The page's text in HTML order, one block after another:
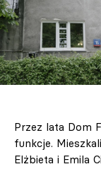
Przez lata Dom
funkcje.
Elżbieta i Emila